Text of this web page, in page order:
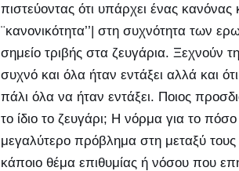
πιστεύοντας ότι υπάρχει ένας κανόνας
¨κανονικότητα’’| στη συχνότητα των
σημείο τριβής στα ζευγάρια. Ξεχνούν
συχνό και όλα ήταν εντάξει αλλά και
πάλι όλα να ήταν εντάξει. Ποιος
το ίδιο το ζευγάρι; Η νόρμα για το
μεγαλύτερο πρόβλημα στη μεταξύ
κάποιο θέμα επιθυμίας ή νόσου που